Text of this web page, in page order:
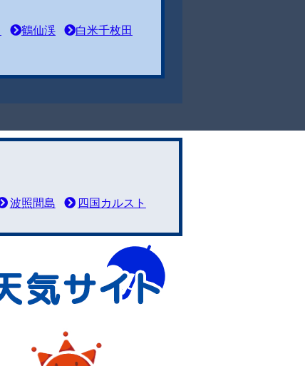
鶴仙渓
白米千枚田
波照間島 四国カルスト